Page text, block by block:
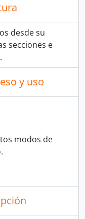
desde su
secciones e
y uso
modos de